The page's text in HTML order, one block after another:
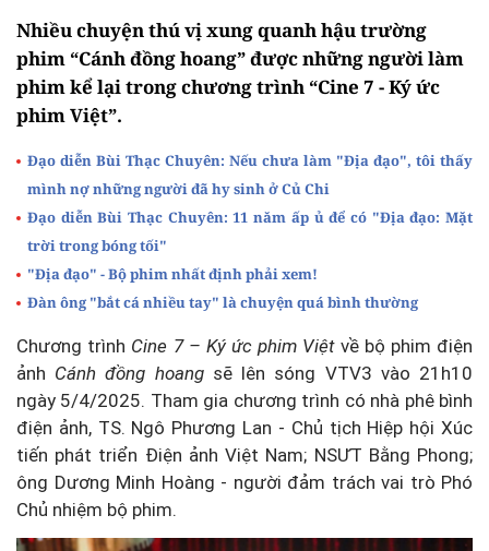
Nhiều chuyện thú vị xung quanh hậu trường
phim “Cánh đồng hoang” được những người làm
phim kể lại trong chương trình “Cine 7 - Ký ức
phim Việt”.
Đạo diễn Bùi Thạc Chuyên: Nếu chưa làm "Địa đạo", tôi thấy
mình nợ những người đã hy sinh ở Củ Chi
Đạo diễn Bùi Thạc Chuyên: 11 năm ấp ủ để có "Địa đạo: Mặt
trời trong bóng tối"
"Địa đạo" - Bộ phim nhất định phải xem!
Đàn ông "bắt cá nhiều tay" là chuyện quá bình thường
Chương trình Cine 7 – Ký ức phim Việt về bộ phim điện
ảnh Cánh đồng hoang sẽ lên sóng VTV3 vào 21h10
ngày 5/4/2025. Tham gia chương trình có nhà phê bình
điện ảnh, TS. Ngô Phương Lan - Chủ tịch Hiệp hội Xúc
tiến phát triển Điện ảnh Việt Nam; NSƯT Bằng Phong;
ông Dương Minh Hoàng - người đảm trách vai trò Phó
Chủ nhiệm bộ phim.